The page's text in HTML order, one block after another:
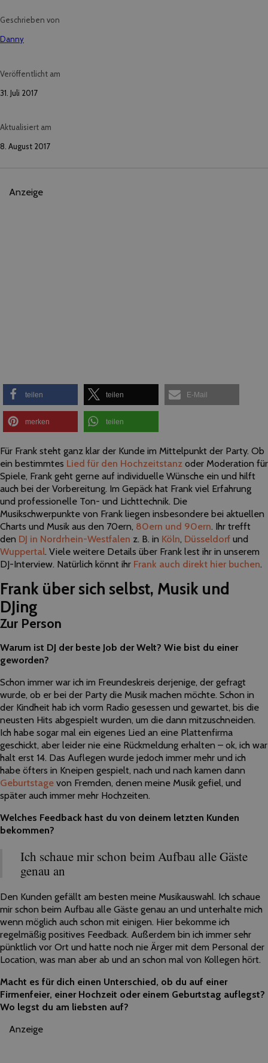
Geschrieben von
Danny
Veröffentlicht am
31. Juli 2017
Aktualisiert am
8. August 2017
Anzeige
teilen teilen E-Mail
merken teilen
Für Frank steht ganz klar der Kunde im Mittelpunkt der Party. Ob
ein bestimmtes Lied für den Hochzeitstanz oder Moderation für
Spiele, Frank geht gerne auf individuelle Wünsche ein und hilft
auch bei der Vorbereitung. Im Gepäck hat Frank viel Erfahrung
und professionelle Ton- und Lichttechnik. Die
Musikschwerpunkte von Frank liegen insbesondere bei aktuellen
Charts und Musik aus den 70ern, 80ern und 90ern. Ihr trefft
den DJ in Nordrhein-Westfalen z. B. in Köln, Düsseldorf und
Wuppertal. Viele weitere Details über Frank lest ihr in unserem
DJ-Interview. Natürlich könnt ihr Frank auch direkt hier buchen.
Frank über sich selbst, Musik und
DJing
Zur Person
Warum ist DJ der beste Job der Welt? Wie bist du einer
geworden?
Schon immer war ich im Freundeskreis derjenige, der gefragt
wurde, ob er bei der Party die Musik machen möchte. Schon in
der Kindheit hab ich vorm Radio gesessen und gewartet, bis die
neusten Hits abgespielt wurden, um die dann mitzuschneiden.
Ich habe sogar mal ein eigenes Lied an eine Plattenfirma
geschickt, aber leider nie eine Rückmeldung erhalten – ok, ich war
halt erst 14. Das Auflegen wurde jedoch immer mehr und ich
habe öfters in Kneipen gespielt, nach und nach kamen dann
Geburtstage von Fremden, denen meine Musik gefiel, und
später auch immer mehr Hochzeiten.
Welches Feedback hast du von deinem letzten Kunden
bekommen?
Ich schaue mir schon beim Aufbau alle Gäste
genau an
Den Kunden gefällt am besten meine Musikauswahl. Ich schaue
mir schon beim Aufbau alle Gäste genau an und unterhalte mich
wenn möglich auch schon mit einigen. Hier bekomme ich
regelmäßig positives Feedback. Außerdem bin ich immer sehr
pünktlich vor Ort und hatte noch nie Ärger mit dem Personal der
Location, was man aber ab und an schon mal von Kollegen hört.
Macht es für dich einen Unterschied, ob du auf einer
Firmenfeier, einer Hochzeit oder einem Geburtstag auflegst?
Wo legst du am liebsten auf?
Anzeige